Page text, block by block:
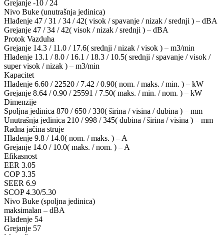
Grejanje -10 / 24
Nivo Buke (unutrašnja jedinica)
Hlađenje 47 / 31 / 34 / 42( visok / spavanje / nizak / srednji ) – dBA
Grejanje 47 / 34 / 42( visok / nizak / srednji ) – dBA
Protok Vazduha
Grejanje 14.3 / 11.0 / 17.6( srednji / nizak / visok ) – m3/min
Hlađenje 13.1 / 8.0 / 16.1 / 18.3 / 10.5( srednji / spavanje / visok /
super visok / nizak ) – m3/min
Kapacitet
Hlađenje 6.60 / 22520 / 7.42 / 0.90( nom. / maks. / min. ) – kW
Grejanje 8.64 / 0.90 / 25591 / 7.50( maks. / min. / nom. ) – kW
Dimenzije
Spoljna jedinica 870 / 650 / 330( širina / visina / dubina ) – mm
Unutrašnja jedinica 210 / 998 / 345( dubina / širina / visina ) – mm
Radna jačina struje
Hlađenje 9.8 / 14.0( nom. / maks. ) – A
Grejanje 14.0 / 10.0( maks. / nom. ) – A
Efikasnost
EER 3.05
COP 3.35
SEER 6.9
SCOP 4.30/5.30
Nivo Buke (spoljna jedinica)
maksimalan – dBA
Hlađenje 54
Grejanje 57